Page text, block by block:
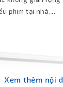
phim tại nhà,...
Xem thêm nội